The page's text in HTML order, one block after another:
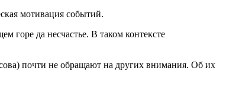
мотивация событий.
горе да несчастье. В таком контексте
почти не обращают на других внимания. Об их